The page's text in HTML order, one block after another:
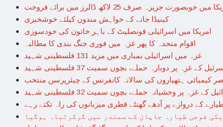
میں خوبصورت جزیرہ صرف 25 لاکھ ڈالرز میں برائے فروخت
کینیڈا جانے کے خواہش مندوں کیلئے خوشخبری
امریکا میں اسرائیلی قونصلیٹ کے باہر خاتون کی خودسوزی
اقوام متحدہ کا پھر غزہ میں فوری جنگ بندی کا مطالبہ
غزہ میں اسرائیلی بمباری میں مزید 131 فلسطینی شہید
غزہ پر دوبارہ حملے، بچوں سمیت 37 فلسطینی شہید
کیمیائی ہتھیاروں کی سالانہ کانفرنس کے چیئرپرسن منتخب
پر وحشیانہ حملے، بچوں سمیت 32 فلسطینی شہید
کے دروازے پر آدھے گھنٹے قطری میزبانوں کی راہ تکتے رہے
فوجی طیارہ جاپان کے سمندر میں گرکرتباہ ہوگیا